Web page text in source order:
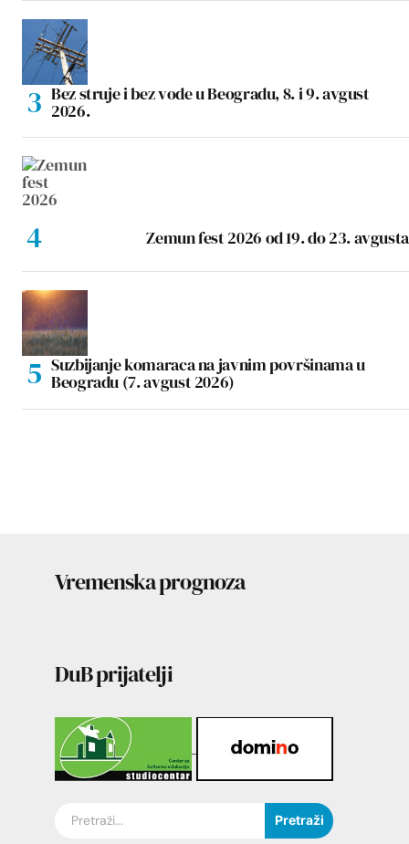
Bez struje i bez vode u Beogradu, 8. i 9. avgust
2026.
Zemun fest 2026 od 19. do 23. avgusta
Suzbijanje komaraca na javnim površinama u
Beogradu (7. avgust 2026)
Vremenska prognoza
DuB prijatelji
Pretraži